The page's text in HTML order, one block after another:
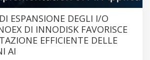
ESPANSIONE DEGLI I/O
DI INNODISK FAVORISCE
EFFICIENTE DELLE
AI